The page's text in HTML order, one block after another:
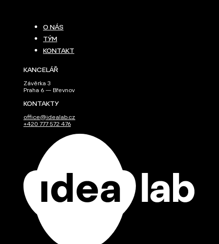
O NÁS
TÝM
KONTAKT
KANCELÁŘ
Závěrka 3
Praha 6 — Břevnov
KONTAKTY
office@idealab.cz
+420 777 572 476